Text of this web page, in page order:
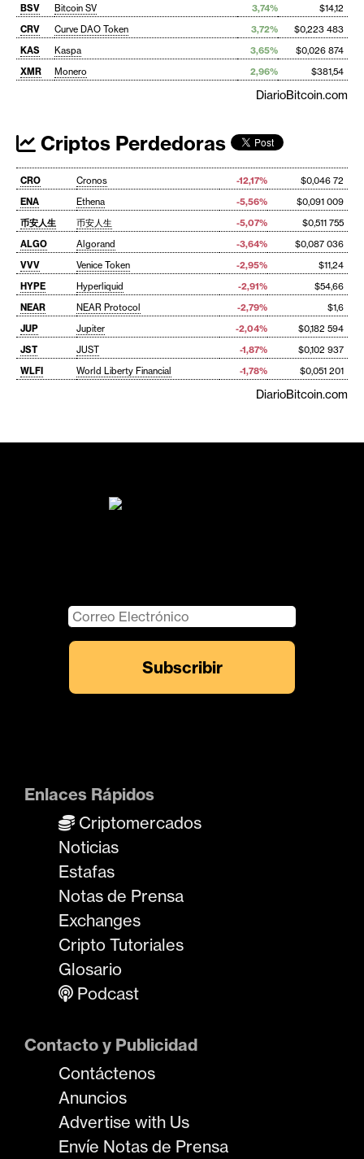
BSV Bitcoin SV 3,74%
$14,12
CRV
Curve DAO Token 3,72%
$0,223 483
KAS
Kaspa 3,65%
$0,026 874
XMR
Monero 2,96% $381,54
DiarioBitcoin.com
Criptos Perdedoras
CRO Cronos -12,17%
$0,046 72
ENA
Ethena -5,56%
$0,091 009
币安人生
币安人生 -5,07%
$0,511 755
ALGO
Algorand -3,64%
$0,087 036
VVV
Venice Token -2,95%
$11,24
HYPE
Hyperliquid -2,91%
$54,66
NEAR
NEAR Protocol -2,79%
$1,6
JUP
Jupiter -2,04%
$0,182 594
JST
JUST -1,87%
$0,102 937
WLFI
World Liberty Financial -1,78% $0,051 201
DiarioBitcoin.com
Enlaces Rápidos
Criptomercados
Noticias
Estafas
Notas de Prensa
Exchanges
Cripto Tutoriales
Glosario
Podcast
Contacto y Publicidad
Contáctenos
Anuncios
Advertise with Us
Envíe Notas de Prensa